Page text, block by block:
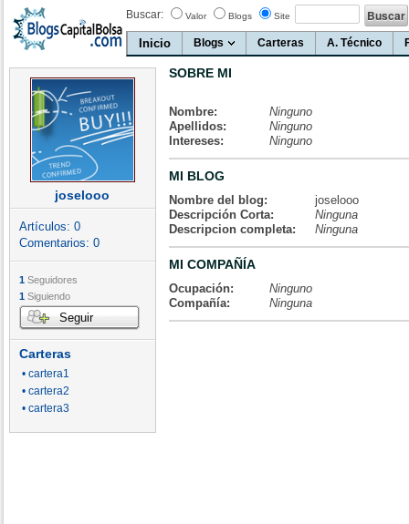
Buscar: Valor Blogs Site
Inicio Blogs Carteras A. Técnico
joselooo
Artículos: 0
Comentarios: 0
1 Seguidores
1 Siguiendo
Seguir
Carteras
• cartera1
• cartera2
• cartera3
SOBRE MI
Nombre:
Ninguno
Apellidos:
Ninguno
Intereses:
Ninguno
MI BLOG
Nombre del blog:
joselooo
Descripción Corta:
Ninguna
Descripcion completa:
Ninguna
MI COMPAÑÍA
Ocupación:
Ninguno
Compañía:
Ninguna